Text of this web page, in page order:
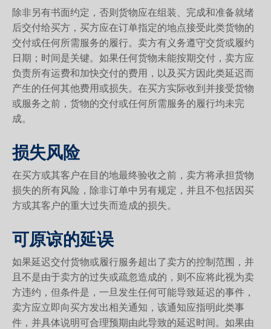
除非另有书面约定，否则货物应在组装、完成和准备就绪
后交付给买方，买方应在订单指定的地点接受此类货物的
交付或任何所需服务的履行。卖方有义务遵守交货或履约
日期；时间是关键。如果任何货物未能按期交付，卖方应
负责所有运费和加快交付的费用，以及买方因此类延迟而
产生的任何其他费用或损失。在买方实际收到并接受货物
或服务之前，货物的交付或任何所需服务的履行均未完
成。
损失风险
在买方或其客户在目的地最终验收之前，卖方将承担货物
损失的所有风险，除非订单中另有规定，并且不包括因买
方或其客户的重大过失而造成的损失。
可原谅的延误
如果延迟交付货物或履行服务超出了卖方的控制范围，并
且不是由于卖方的过失或疏忽造成的，则不应将此视为卖
方违约，但条件是，一旦发生任何可能导致延迟的事件，
卖方应立即向买方发出相关通知，该通知应指明此类事
件，并具体说明可合理预期由此导致的延迟时间。如果由